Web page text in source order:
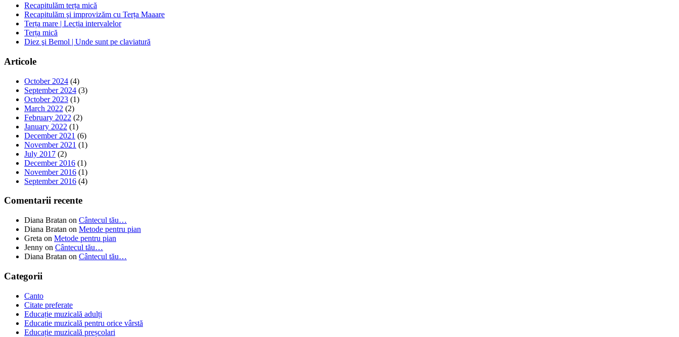
Recapitulăm terța mică
Recapitulăm şi improvizăm cu Terța Maaare
Terța mare | Lecția intervalelor
Terța mică
Diez şi Bemol | Unde sunt pe claviatură
Articole
October 2024 (4)
September 2024 (3)
October 2023 (1)
March 2022 (2)
February 2022 (2)
January 2022 (1)
December 2021 (6)
November 2021 (1)
July 2017 (2)
December 2016 (1)
November 2016 (1)
September 2016 (4)
Comentarii recente
Diana Bratan on Cântecul tău…
Diana Bratan on Metode pentru pian
Greta on Metode pentru pian
Jenny on Cântecul tău…
Diana Bratan on Cântecul tău…
Categorii
Canto
Citate preferate
Educație muzicală adulți
Educatie muzicală pentru orice vârstă
Educație muzicală preșcolari